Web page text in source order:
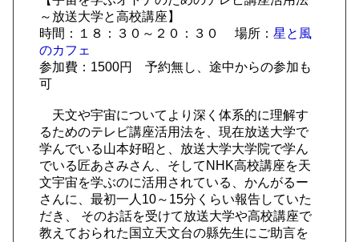
～放送大学と高校講座】
時間：１８：３０～２０：３０
場所： 星と風
のカフェ
参加費：1500円 予約無し、途中からの参加も
可
天文や宇宙についてより深く体系的に理解す
るためのテレビ講座活用法を、現在放送大学で
学んでいる山本好昭と、放送大学大学院で学ん
でいる匠あさみさん、そしてNHK高校講座を天
文宇宙を学ぶのに活用されている、かんがるー
さんに、最初一人10～15分くらい報告していた
だき、 そのお話を受けて放送大学や高校講座で
教えておられた国立天文台の縣先生にご助言を